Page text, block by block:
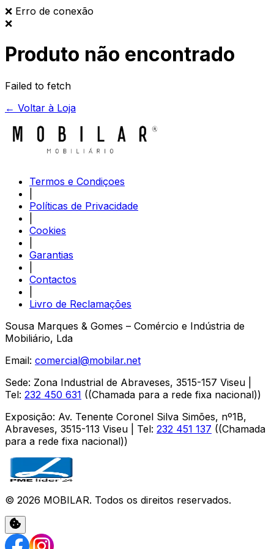
❌ Erro de conexão
❌
Produto não encontrado
Failed to fetch
← Voltar à Loja
Termos e Condiçoes
Políticas de Privacidade
Cookies
Garantias
Contactos
Livro de Reclamações
Sousa Marques & Gomes – Comércio e Indústria de
Mobiliário, Lda
Email: comercial@mobilar.net
Sede: Zona Industrial de Abraveses, 3515-157 Viseu
Tel: 232 450 631 ((Chamada para a rede fixa nacional))
Exposição: Av. Tenente Coronel Silva Simões, nº1B,
Abraveses, 3515-113 Viseu | Tel: 232 451 137 ((Chamada
para a rede fixa nacional))
© 2026 MOBILAR. Todos os direitos reservados.